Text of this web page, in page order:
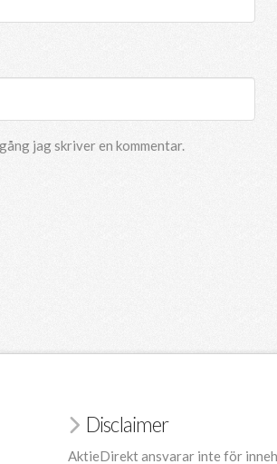
jag skriver en kommentar.
Disclaimer
AktieDirekt ansvarar inte för